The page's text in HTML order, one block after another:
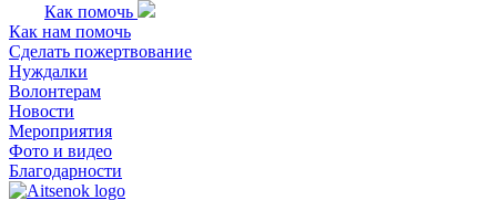
Как помочь
Как нам помочь
Сделать пожертвование
Нуждалки
Волонтерам
Новости
Мероприятия
Фото и видео
Благодарности